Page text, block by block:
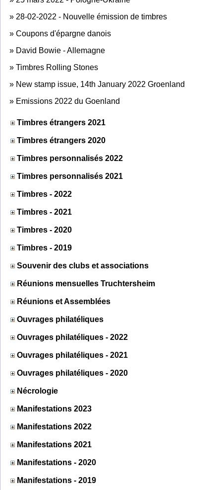
» 28-02-2022 - Nouvelle émission de timbres
» Coupons d'épargne danois
» David Bowie - Allemagne
» Timbres Rolling Stones
» New stamp issue, 14th January 2022 Groenland
» Emissions 2022 du Goenland
Timbres étrangers 2021
Timbres étrangers 2020
Timbres personnalisés 2022
Timbres personnalisés 2021
Timbres - 2022
Timbres - 2021
Timbres - 2020
Timbres - 2019
Souvenir des clubs et associations
Réunions mensuelles Truchtersheim
Réunions et Assemblées
Ouvrages philatéliques
Ouvrages philatéliques - 2022
Ouvrages philatéliques - 2021
Ouvrages philatéliques - 2020
Nécrologie
Manifestations 2023
Manifestations 2022
Manifestations 2021
Manifestations - 2020
Manifestations - 2019